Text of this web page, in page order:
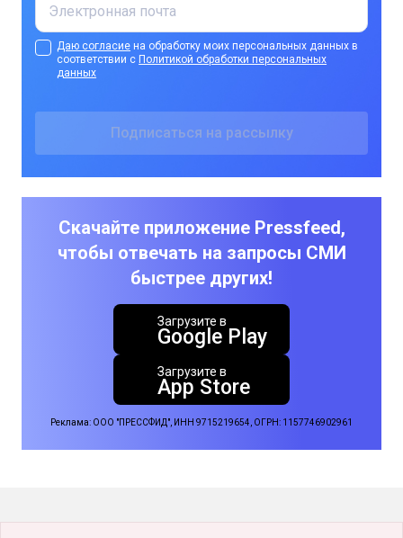
Даю согласие на обработку моих персональных данных в
соответствии с Политикой обработки персональных
данных
Скачайте приложение Pressfeed,
чтобы отвечать на запросы СМИ
быстрее других!
Загрузите в
Google Play
Загрузите в
App Store
Реклама: ООО "ПРЕССФИД", ИНН 9715219654, ОГРН: 1157746902961